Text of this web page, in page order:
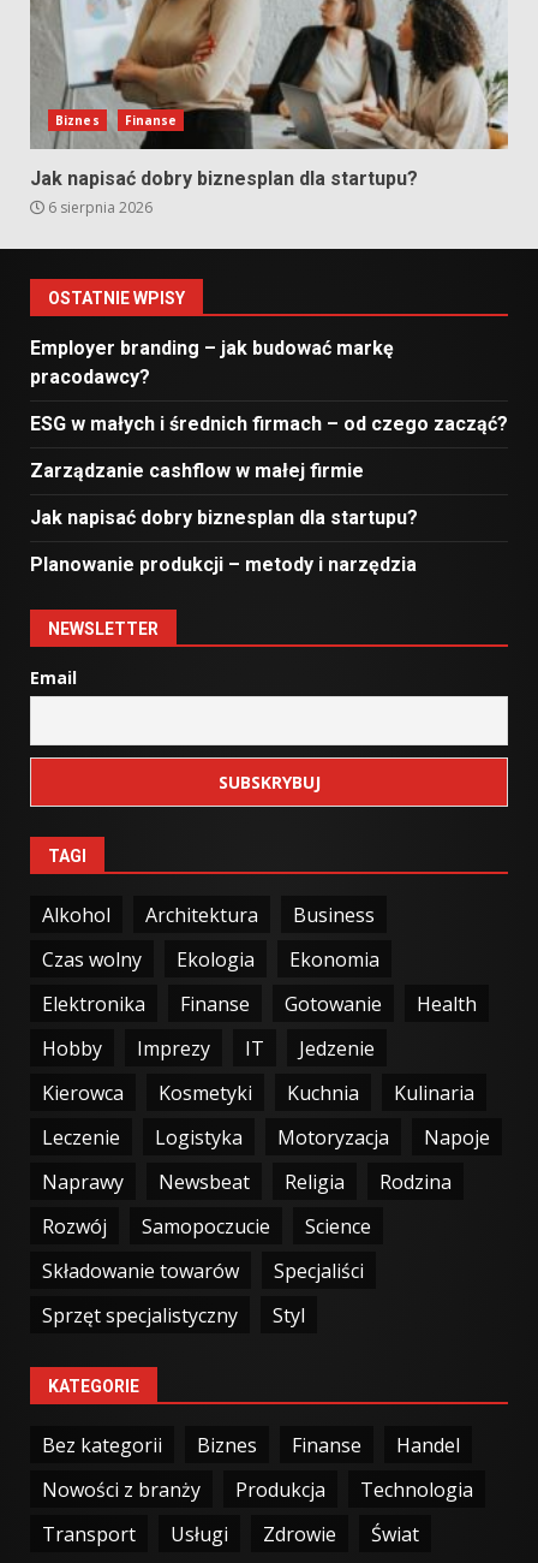
Biznes Finanse
Jak napisać dobry biznesplan dla startupu?
6 sierpnia 2026
OSTATNIE WPISY
Employer branding – jak budować markę
pracodawcy?
ESG w małych i średnich firmach – od czego zacząć?
Zarządzanie cashflow w małej firmie
Jak napisać dobry biznesplan dla startupu?
Planowanie produkcji – metody i narzędzia
NEWSLETTER
Email
TAGI
Alkohol Architektura
Business
Czas wolny
Ekologia
Ekonomia
Elektronika
Finanse Gotowanie
Health
Hobby
Imprezy IT
Jedzenie
Kierowca
Kosmetyki Kuchnia
Kulinaria
Leczenie
Logistyka Motoryzacja
Napoje
Naprawy
Newsbeat Religia
Rodzina
Rozwój
Samopoczucie
Science
Składowanie towarów
Specjaliści
Sprzęt specjalistyczny
Styl
KATEGORIE
Bez kategorii Biznes Finanse
Handel
Nowości z branży
Produkcja
Technologia
Transport
Usługi Zdrowie Świat